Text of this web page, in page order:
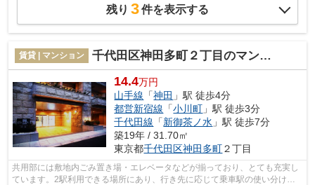
残り 3件を表示する
賃貸 | マンション 千代田区神田多町２丁目のマンション
14.4万円
山手線 「神田 」駅 徒歩4分
都営新宿線 「小川町 」駅 徒歩3分
千代田線 「新御茶ノ水 」駅 徒歩7分
築19年 / 31.70㎡
東京都千代田区神田多町２丁目
共用部には敷地内ごみ置き場・エレベータなどが揃っており、とても充実し
ています。2駅利用できる場所にあり、行き先に応じて乗車駅の使い分けが